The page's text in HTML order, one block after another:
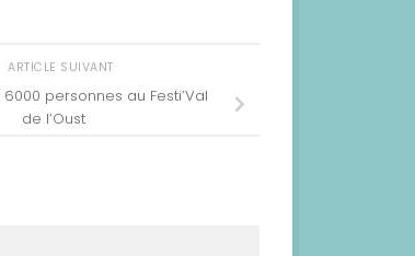
ARTICLE SUIVANT
personnes au Festi’Val
de l’Oust